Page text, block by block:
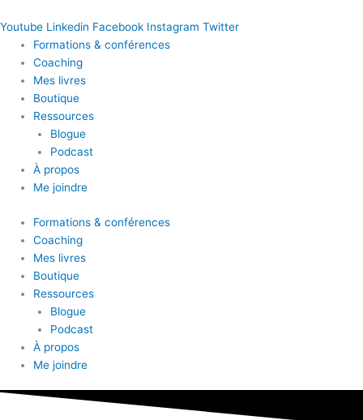
Youtube Linkedin Facebook Instagram Twitter
Formations & conférences
Coaching
Mes livres
Boutique
Ressources
Blogue
Podcast
À propos
Me joindre
Formations & conférences
Coaching
Mes livres
Boutique
Ressources
Blogue
Podcast
À propos
Me joindre